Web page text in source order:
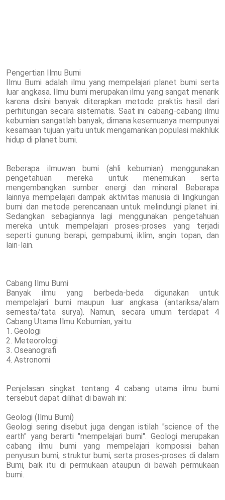
Pengertian Ilmu Bumi
Ilmu Bumi adalah ilmu yang mempelajari planet bumi serta
luar angkasa. Ilmu bumi merupakan ilmu yang sangat menarik
karena disini banyak diterapkan metode praktis hasil dari
perhitungan secara sistematis. Saat ini cabang-cabang ilmu
kebumian sangatlah banyak, dimana kesemuanya mempunyai
kesamaan tujuan yaitu untuk mengamankan populasi makhluk
hidup di planet bumi.
Beberapa ilmuwan bumi (ahli kebumian) menggunakan
pengetahuan mereka untuk menemukan serta
mengembangkan sumber energi dan mineral. Beberapa
lainnya mempelajari dampak aktivitas manusia di lingkungan
bumi dan metode perencanaan untuk melindungi planet ini.
Sedangkan sebagiannya lagi menggunakan pengetahuan
mereka untuk mempelajari proses-proses yang terjadi
seperti gunung berapi, gempabumi, iklim, angin topan, dan
lain-lain.
Cabang Ilmu Bumi
Banyak ilmu yang berbeda-beda digunakan untuk
mempelajari bumi maupun luar angkasa (antariksa/alam
semesta/tata surya). Namun, secara umum terdapat 4
Cabang Utama Ilmu Kebumian, yaitu:
1. Geologi
2. Meteorologi
3. Oseanografi
4. Astronomi
Penjelasan singkat tentang 4 cabang utama ilmu bumi
tersebut dapat dilihat di bawah ini:
Geologi (Ilmu Bumi)
Geologi sering disebut juga dengan istilah "science of the
earth" yang berarti "mempelajari bumi". Geologi merupakan
cabang ilmu bumi yang mempelajari komposisi bahan
penyusun bumi, struktur bumi, serta proses-proses di dalam
Bumi, baik itu di permukaan ataupun di bawah permukaan
bumi.